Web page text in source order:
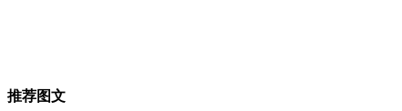
推荐图文